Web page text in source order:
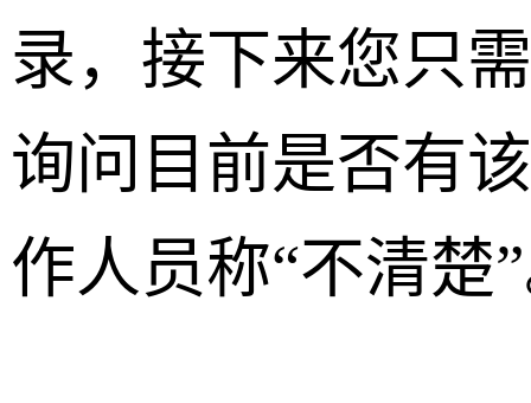
录，接下来您只
询问目前是否有
作人员称“不清楚